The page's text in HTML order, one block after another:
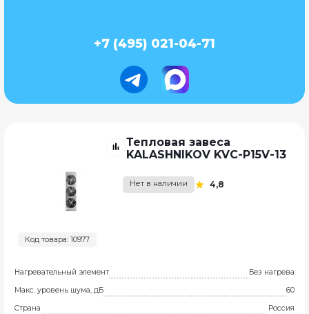
+7 (495) 021-04-71
Код товара: 10977
Тепловая завеса
KALASHNIKOV KVC-P15V-13
Нет в наличии 4,8
Нагревательный элемент
Без нагрева
Макс. уровень шума, дБ
60
Страна
Россия